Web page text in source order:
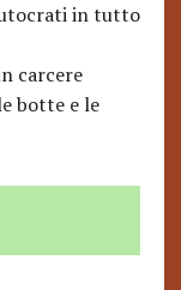
in tutto
carcere
botte e le